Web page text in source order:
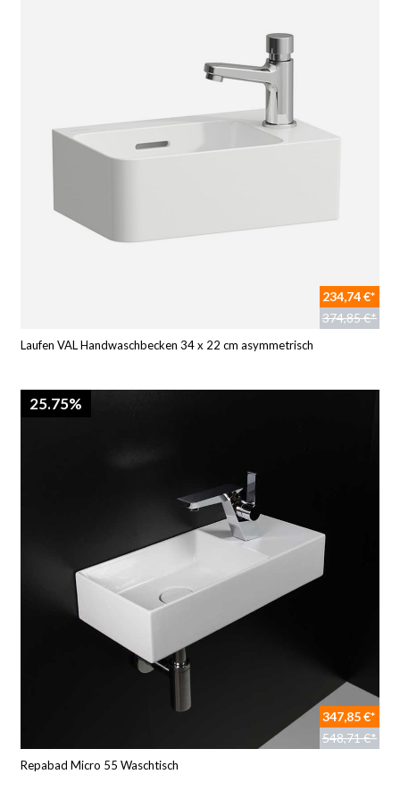
234,74 €*
374,85 €*
Laufen VAL Handwaschbecken 34 x 22 cm asymmetrisch
25.75%
347,85 €*
548,71 €*
Repabad Micro 55 Waschtisch